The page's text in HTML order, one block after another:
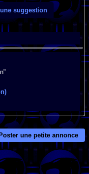
suggestion
Poster une petite annonce